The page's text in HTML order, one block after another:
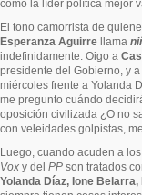
como la líder política mejor
El tono camorrista de
Esperanza Aguirre llama
indefinidamente. Oigo a
presidente del Gobierno, y a
miércoles frente a Yolanda
me pregunto cuándo
oposición civilizada ¿O no
con veleidades golpistas,
Luego, cuando acuden a
Vox y del PP son tratados
Yolanda Díaz, Ione